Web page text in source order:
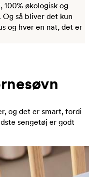
økologisk og
så bliver det kun
og hver en nat, det er
og det er smart, fordi
sengetøj er godt